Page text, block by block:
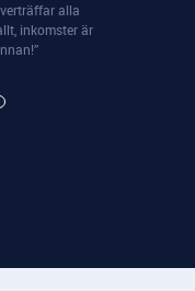
alla
inkomster är